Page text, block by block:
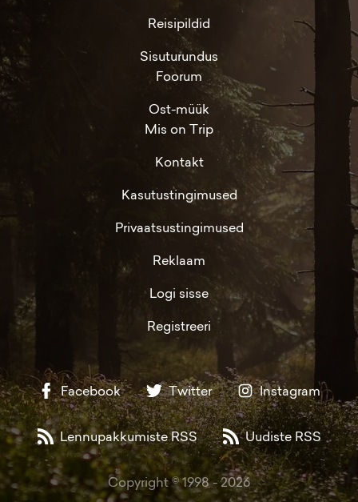
Reisipildid
Sisuturundus
Foorum
Ost-müük
Mis on Trip
Kontakt
Kasutustingimused
Privaatsustingimused
Reklaam
Logi sisse
Registreeri
Facebook Twitter Instagram
Lennupakkumiste RSS Uudiste RSS
Copyright © 1998 -2026